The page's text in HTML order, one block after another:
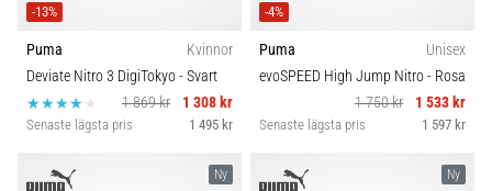
-13%
Puma
Kvinnor
Deviate Nitro 3 DigiTokyo- Svart
1 869 kr
1 308 kr
Senaste lägsta pris 1 495 kr
-4%
Puma
Unisex
evoSPEED High Jump Nitro- Rosa
1 750 kr
1 533 kr
Senaste lägsta pris 1 597 kr
Ny Ny